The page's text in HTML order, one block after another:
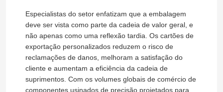
Produtos
Vídeos
Sobre nós
Especialistas do setor enfatizam que a embalagem
deve ser vista como parte da cadeia de valor geral, e
não apenas como uma reflexão tardia. Os cartões de
exportação personalizados reduzem o risco de
reclamações de danos, melhoram a satisfação do
cliente e aumentam a eficiência da cadeia de
suprimentos. Com os volumes globais de comércio de
componentes usinados de precisão projetados para